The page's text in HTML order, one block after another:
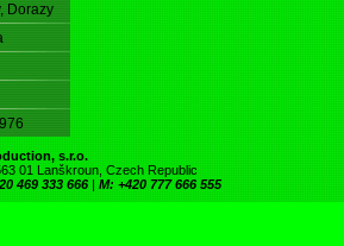
Dorazy
s.r.o.
01 Lanškroun, Czech Republic
469 333 666 | M: +420 777 666 555